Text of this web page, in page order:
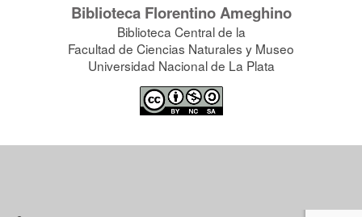
Biblioteca Florentino Ameghino
Biblioteca Central de la
Facultad de Ciencias Naturales y Museo
Universidad Nacional de La Plata